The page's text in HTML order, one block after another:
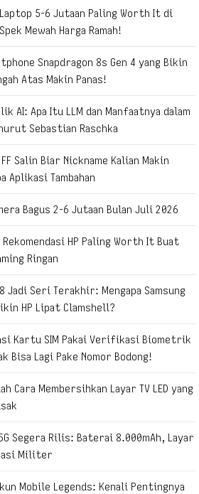
5-6 Jutaan Paling Worth It di
Mewah Harga Ramah!
Snapdragon 8s Gen 4 yang Bikin
Atas Makin Panas!
AI: Apa Itu LLM dan Manfaatnya dalam
Sebastian Raschka
Salin Biar Nickname Kalian Makin
Aplikasi Tambahan
Bagus 2-6 Jutaan Bulan Juli 2026
Rekomendasi HP Paling Worth It Buat
Ringan
Jadi Seri Terakhir: Mengapa Samsung
HP Lipat Clamshell?
Kartu SIM Pakai Verifikasi Biometrik
Bisa Lagi Pake Nomor Bodong!
Cara Membersihkan Layar TV LED yang
Segera Rilis: Baterai 8.000mAh, Layar
Militer
Mobile Legends: Kenali Pentingnya